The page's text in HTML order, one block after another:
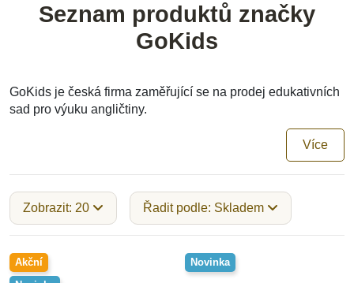
Seznam produktů značky
GoKids
GoKids je česká firma zaměřující se na prodej edukativních
sad pro výuku angličtiny.
Více
Zobrazit: 20 Řadit podle: Skladem
Akční
Novinka